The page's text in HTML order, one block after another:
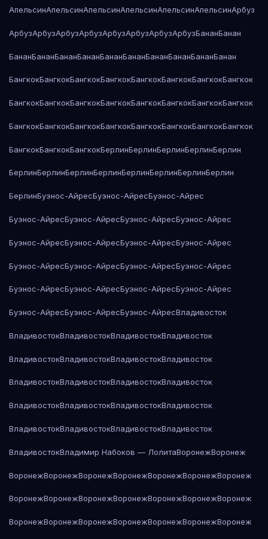
АпельсинАпельсинАпельсинАпельсинАпельсинАпельсинАрбуз
АрбузАрбузАрбузАрбузАрбузАрбузАрбузАрбузБананБанан
БананБананБананБананБананБананБананБананБананБанан
БангкокБангкокБангкокБангкокБангкокБангкокБангкокБангкок
БангкокБангкокБангкокБангкокБангкокБангкокБангкокБангкок
БангкокБангкокБангкокБангкокБангкокБангкокБангкокБангкок
БангкокБангкокБангкокБерлинБерлинБерлинБерлинБерлин
БерлинБерлинБерлинБерлинБерлинБерлинБерлинБерлин
БерлинБуэнос-АйресБуэнос-АйресБуэнос-Айрес
Буэнос-АйресБуэнос-АйресБуэнос-АйресБуэнос-Айрес
Буэнос-АйресБуэнос-АйресБуэнос-АйресБуэнос-Айрес
Буэнос-АйресБуэнос-АйресБуэнос-АйресБуэнос-Айрес
Буэнос-АйресБуэнос-АйресБуэнос-АйресБуэнос-Айрес
Буэнос-АйресБуэнос-АйресБуэнос-АйресВладивосток
ВладивостокВладивостокВладивостокВладивосток
ВладивостокВладивостокВладивостокВладивосток
ВладивостокВладивостокВладивостокВладивосток
ВладивостокВладивостокВладивостокВладивосток
ВладивостокВладивостокВладивостокВладивосток
ВладивостокВладимир Набоков — ЛолитаВоронежВоронеж
ВоронежВоронежВоронежВоронежВоронежВоронежВоронеж
ВоронежВоронежВоронежВоронежВоронежВоронежВоронеж
ВоронежВоронежВоронежВоронежВоронежВоронежВоронеж